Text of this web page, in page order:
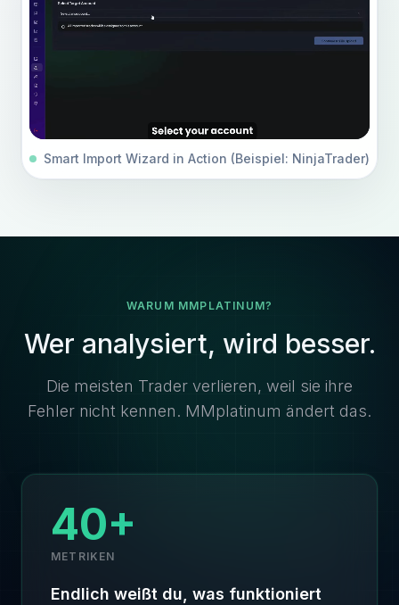
Smart Import Wizard in Action (Beispiel: NinjaTrader)
WARUM MMPLATINUM?
Wer analysiert, wird besser.
Die meisten Trader verlieren, weil sie ihre
Fehler nicht kennen. MMplatinum ändert das.
40+
METRIKEN
Endlich weißt du, was funktioniert